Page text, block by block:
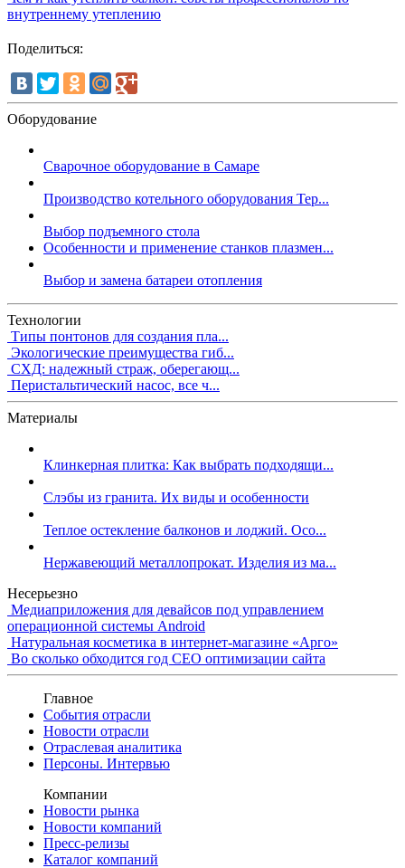
внутреннему утеплению
Поделиться:
Оборудование
Сварочное оборудование в Самаре
Производство котельного оборудования Тер...
Выбор подъемного стола
Особенности и применение станков плазмен...
Выбор и замена батареи отопления
Технологии
Типы понтонов для создания пла...
Экологические преимущества гиб...
СХД: надежный страж, оберегающ...
Перистальтический насос, все ч...
Материалы
Клинкерная плитка: Как выбрать подходящи...
Слэбы из гранита. Их виды и особенности
Теплое остекление балконов и лоджий. Осо...
Нержавеющий металлопрокат. Изделия из ма...
Несерьезно
Медиаприложения для девайсов под управлением
операционной системы Android
Натуральная косметика в интернет-магазине «Арго»
Во сколько обходится год СЕО оптимизации сайта
Главное
События отрасли
Новости отрасли
Отраслевая аналитика
Персоны. Интервью
Компании
Новости рынка
Новости компаний
Пресс-релизы
Каталог компаний